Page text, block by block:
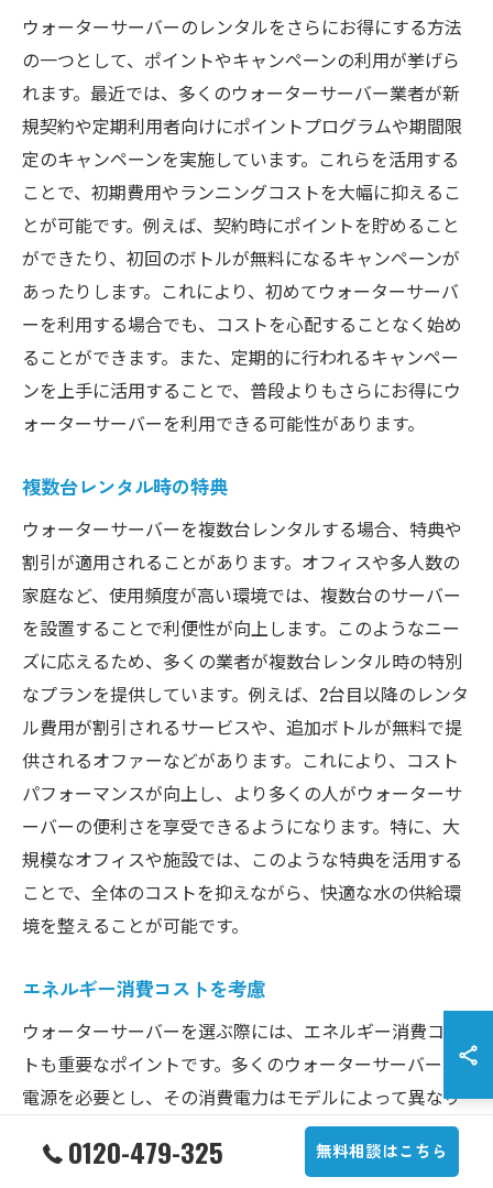
ウォーターサーバーのレンタルをさらにお得にする方法
の一つとして、ポイントやキャンペーンの利用が挙げら
れます。最近では、多くのウォーターサーバー業者が新
規契約や定期利用者向けにポイントプログラムや期間限
定のキャンペーンを実施しています。これらを活用する
ことで、初期費用やランニングコストを大幅に抑えるこ
とが可能です。例えば、契約時にポイントを貯めること
ができたり、初回のボトルが無料になるキャンペーンが
あったりします。これにより、初めてウォーターサーバ
ーを利用する場合でも、コストを心配することなく始め
ることができます。また、定期的に行われるキャンペー
ンを上手に活用することで、普段よりもさらにお得にウ
ォーターサーバーを利用できる可能性があります。
複数台レンタル時の特典
ウォーターサーバーを複数台レンタルする場合、特典や
割引が適用されることがあります。オフィスや多人数の
家庭など、使用頻度が高い環境では、複数台のサーバー
を設置することで利便性が向上します。このようなニー
ズに応えるため、多くの業者が複数台レンタル時の特別
なプランを提供しています。例えば、2台目以降のレンタ
ル費用が割引されるサービスや、追加ボトルが無料で提
供されるオファーなどがあります。これにより、コスト
パフォーマンスが向上し、より多くの人がウォーターサ
ーバーの便利さを享受できるようになります。特に、大
規模なオフィスや施設では、このような特典を活用する
ことで、全体のコストを抑えながら、快適な水の供給環
境を整えることが可能です。
エネルギー消費コストを考慮
ウォーターサーバーを選ぶ際には、エネルギー消費コス
トも重要なポイントです。多くのウォーターサーバーは
電源を必要とし、その消費電力はモデルによって異なり
ます。エコ機能を搭載したモデルは、通常の使用時に比
べてエネルギーを節約できるケースが多く、長期的に見
0120-479-325 無料相談はこちら